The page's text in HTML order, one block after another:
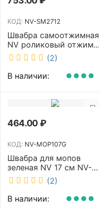
КОД: NV-SM2712
Швабра самоотжимная
NV роликовый отжим
насадка PVA 27 см
телескопическая
рукоятка 70-125 см NV-
SM2712
(2)
В наличии:
464.00₽
КОД: NV-MOP107G
Швабра для мопов
зеленая NV 17 см NV-
MOP107G (2)
В наличии: